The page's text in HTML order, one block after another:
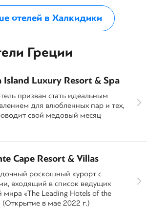
отелей в Халкидики
Греции
Island Luxury Resort & Spa
призван стать идеальным
для влюбленных пар и тех,
свой медовый месяц
Cape Resort & Villas
роскошный курорт с
входящий в список ведущих
мира «The Leading Hotels of the
(Открытие в мае 2022 г.)